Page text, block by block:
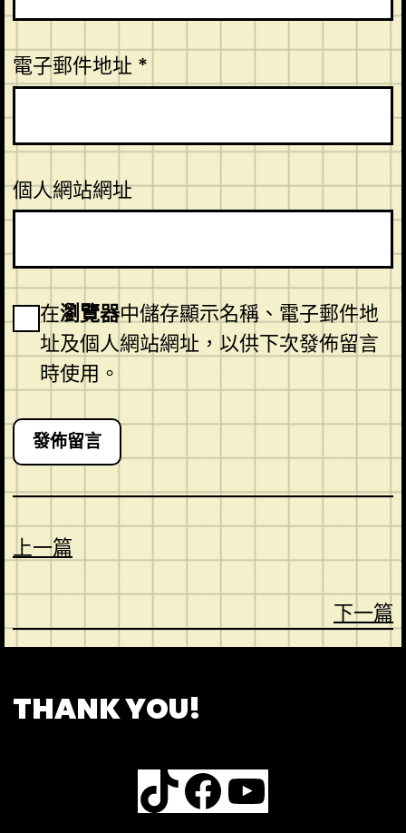
電子郵件地址 *
個人網站網址
在瀏覽器中儲存顯示名稱、電子郵件地
址及個人網站網址，以供下次發佈留言
時使用。
上一篇
下一篇
THANK YOU!
TikTok Facebook YouTube